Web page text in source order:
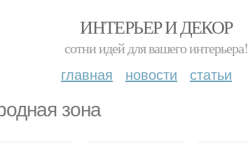
ИНТЕРЬЕР И ДЕКОР
сотни идей для вашего интерьера!
главная новости статьи
зона